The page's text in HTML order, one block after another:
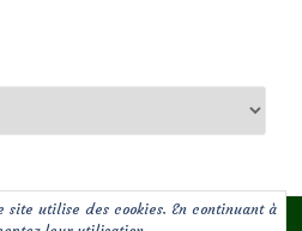
utilise des cookies. En continuant à